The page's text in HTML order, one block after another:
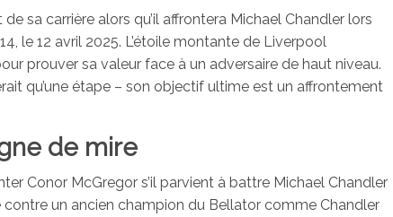
sa carrière alors qu’il affrontera Michael Chandler lors
le 12 avril 2025. L’étoile montante de Liverpool
prouver sa valeur face à un adversaire de haut niveau.
qu’une étape – son objectif ultime est un affrontement
de mire
Conor McGregor s’il parvient à battre Michael Chandler
contre un ancien champion du Bellator comme Chandler